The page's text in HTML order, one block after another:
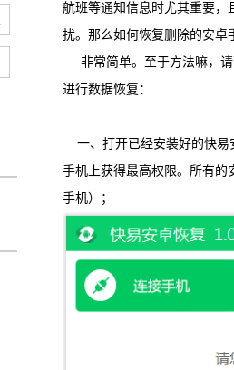
航班等通知信息时尤其重要，
扰。那么如何恢复删除的安卓
非常简单。至于方法嘛，请
进行数据恢复：
一、打开已经安装好的快易
手机上获得最高权限。所有的
手机）；